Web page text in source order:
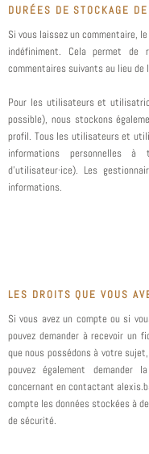
DURÉES DE STOCKAGE
Si vous laissez un commentaire,
indéfiniment. Cela permet de
commentaires suivants au lieu
Pour les utilisateurs et
possible), nous stockons
profil. Tous les utilisateurs et
informations personnelles
d’utilisateur·ice). Les
informations.
LES DROITS QUE VOUS
Si vous avez un compte ou si
pouvez demander à recevoir un
que nous possédons à votre
pouvez également demander
concernant en contactant
compte les données stockées à
de sécurité.